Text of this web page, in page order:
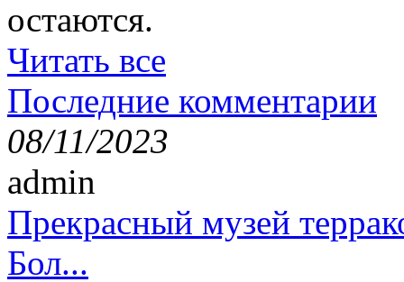
остаются.
Читать все
Последние комментарии
08/11/2023
admin
Прекрасный музей
Бол...